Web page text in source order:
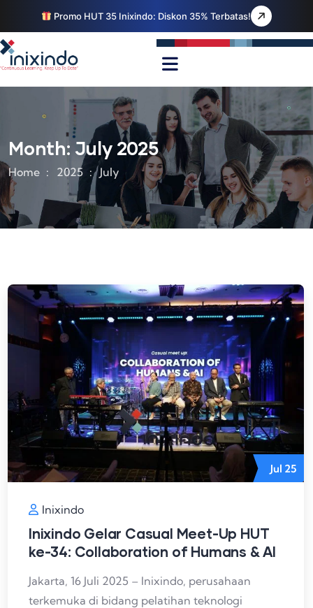
Promo HUT 35 Inixindo: Diskon 35% Terbatas!
Month: July 2025
Home 2025 July
Jul 25
Inixindo
Inixindo Gelar Casual Meet-Up HUT
ke-34: Collaboration of Humans & AI
Jakarta, 16 Juli 2025 – Inixindo, perusahaan
terkemuka di bidang pelatihan teknologi